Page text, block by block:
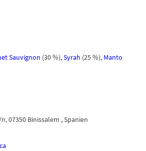
Sauvignon (30 %),Syrah (25 %), Manto
07350 Binissalem , Spanien